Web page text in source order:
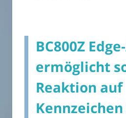
BC800Z
ermöglicht
Reaktion auf